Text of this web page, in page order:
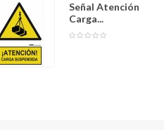
Señal Atención
Carga...